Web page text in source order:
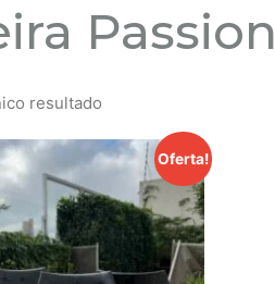
resultado
Oferta!